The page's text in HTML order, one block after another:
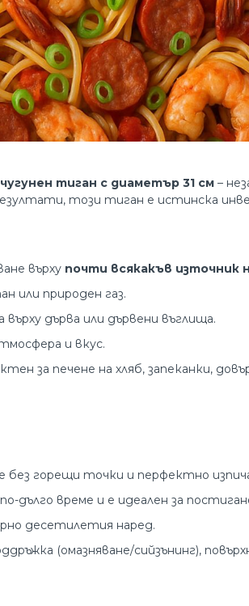
чугунен тиган с диаметър 31 см –
този тиган е истинска
върху почти всякакъв източник
или природен газ.
дърва или дървени въглища.
и вкус.
за печене на хляб, запеканки,
без горещи точки и перфектно
дълго време и е идеален за
десетилетия наред.
(омазняване/сийзънинг),